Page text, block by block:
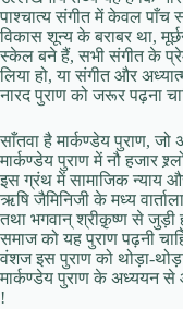
पाश्चात्य संगीत में केवल पाँच
विकास शून्य के बराबर था,
स्केल बने हैं, सभी संगीत के
लिया हो, या संगीत और
नारद पुराण को जरूर पढ़ना
साँतवा है मार्कण्डेय पुराण, जो
मार्कण्डेय पुराण में नौ हजार
इस ग्रंथ में सामाजिक न्याय
ऋषि जैमिनिजी के मध्य
तथा भगवान् श्रीक़ृष्ण से जुड़ी
समाज को यह पुराण पढ़नी
वंशज इस पुराण को थोड़ा-
मार्कण्डेय पुराण के अध्ययन से
!